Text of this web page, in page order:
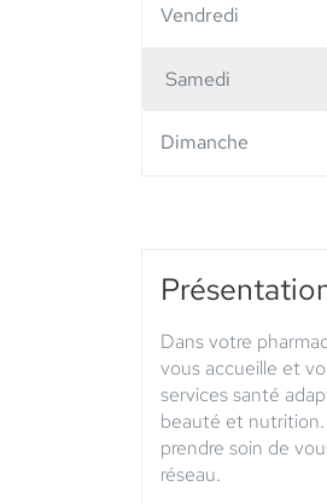
Vendredi
Horaires
d'aujourd'hui
Samedi
Dimanche
Dans votre
vous accueille et
services santé
beauté et nutrition.
prendre soin de
réseau.